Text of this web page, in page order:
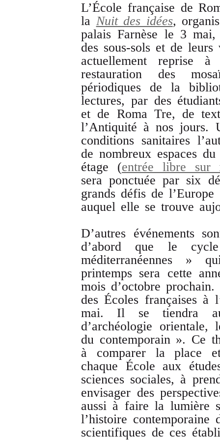
L’École française de
la Nuit des idées,
palais Farnèse le 3 mai,
des sous-sols et de leurs
actuellement reprise
restauration des
périodiques de la
lectures, par des
et de Roma Tre, de
l’Antiquité à nos jours.
conditions sanitaires
de nombreux espaces
étage (entrée libre sur
sera ponctuée par six
grands défis de
auquel elle se trouve
D’autres événements
d’abord que le
méditerranéennes »
printemps sera cette
mois d’octobre
des Écoles françaises à
mai. Il se tiendra
d’archéologie
du contemporain ». Ce
à comparer la place
chaque École aux
sciences sociales, à
envisager des
aussi à faire la lumière
l’histoire contemporaine
scientifiques de ces